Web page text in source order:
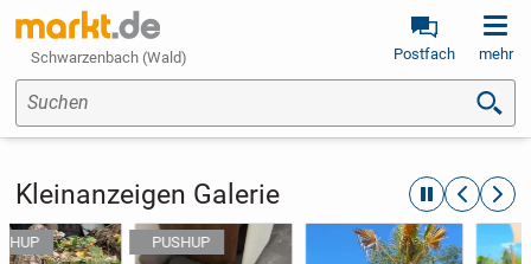
Schwarzenbach (Wald) Postfach mehr
Suchen
Kleinanzeigen Galerie automatische